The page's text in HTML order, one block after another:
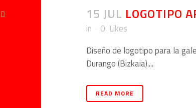
15 JUL LOGOTIPO
in 0 Likes
Diseño de logotipo para la
Durango (Bizkaia)....
READ MORE